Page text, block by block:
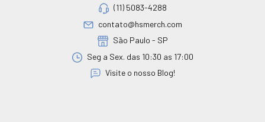
(11) 5083-4288
contato@hsmerch.com
São Paulo - SP
Seg a Sex. das 10:30 as 17:00
Visite o nosso Blog!